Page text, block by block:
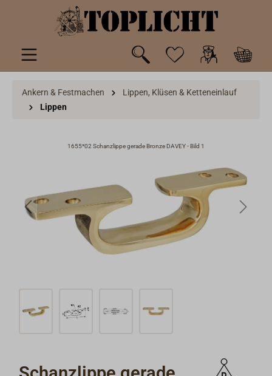
springen
Ankern & Festmachen
Lippen, Klüsen & Ketteneinlauf
Lippen
1655*02 Schanzlippe gerade Bronze DAVEY - Bild 1